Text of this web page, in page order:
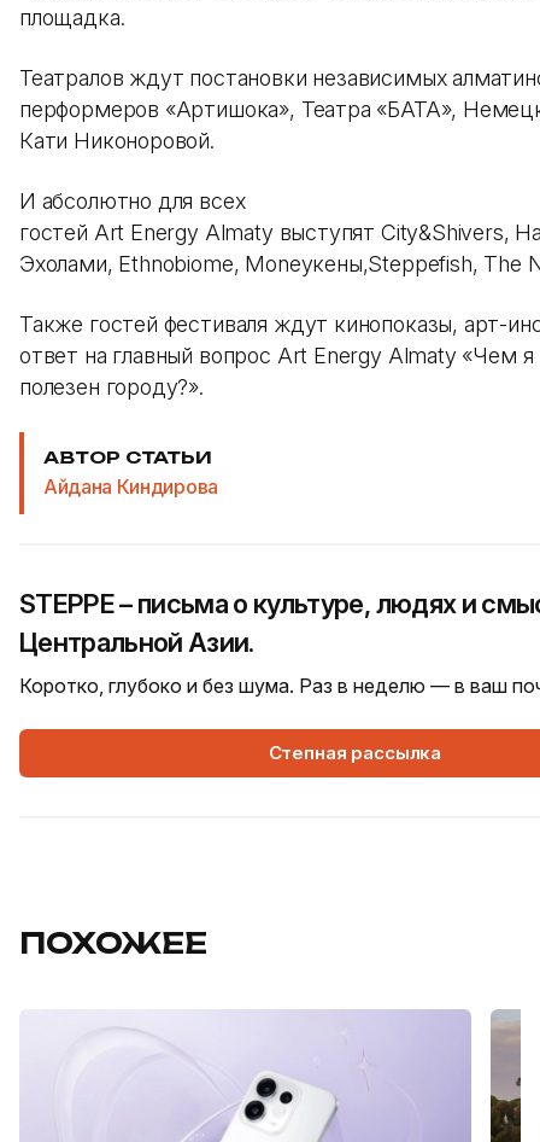
площадка.
Театралов ждут постановки независимых
перформеров «Артишока», Театра «БАТА»,
Кати Никоноровой.
И абсолютно для всех
гостей Art Energy Almaty выступят City&Shivers,
Эхолами, Ethnobiome, Moneyкены,Steppefish, The
Также гостей фестиваля ждут кинопоказы, арт-
ответ на главный вопрос Art Energy Almaty «Чем
полезен городу?».
АВТОР СТАТЬИ
Айдана Киндирова
STEPPE – письма о культуре, людях и
Центральной Азии.
Коротко, глубоко и без шума. Раз в неделю — в ваш
Степная рассылка
ПОХОЖЕЕ